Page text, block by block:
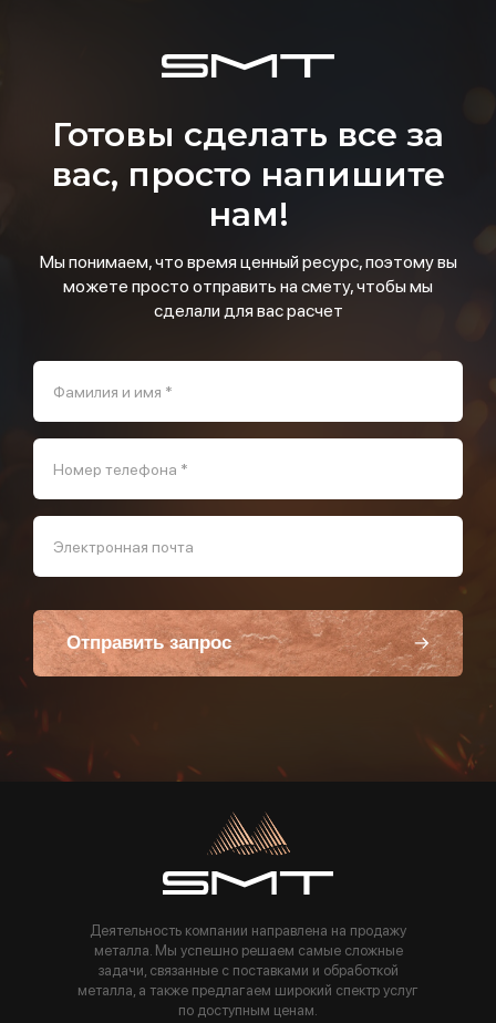
Готовы сделать все за
вас, просто напишите
нам!
Мы понимаем, что время ценный ресурс, поэтому вы
можете просто отправить на смету, чтобы мы
сделали для вас расчет
Фамилия и имя *
Номер телефона *
Электронная почта
Отправить запрос
Пользуясь данной формой вы соглашаетесь с политикой компании
Деятельность компании направлена на продажу
металла. Мы успешно решаем самые сложные
задачи, связанные с поставками и обработкой
металла, а также предлагаем широкий спектр услуг
по доступным ценам.